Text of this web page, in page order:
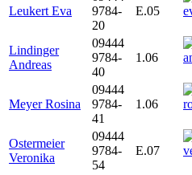
Leukert Eva
9784-
20
E.05
Lindinger
Andreas
09444
9784-
40
1.06
Meyer Rosina
09444
9784-
41
1.06
Ostermeier
Veronika
09444
9784-
54
E.07